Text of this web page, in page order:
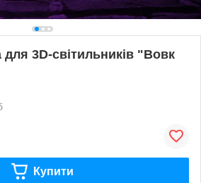
3D-світильників "Вовк
Купити